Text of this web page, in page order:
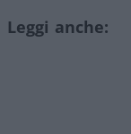
Leggi anche: